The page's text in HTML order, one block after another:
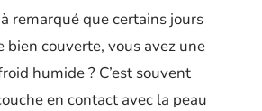
remarqué que certains jours
bien couverte, vous avez une
humide ? C’est souvent
en contact avec la peau